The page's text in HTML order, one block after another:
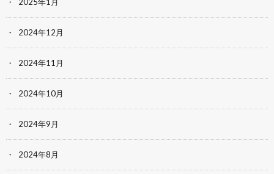
2024年12月
2024年11月
2024年10月
2024年9月
2024年8月